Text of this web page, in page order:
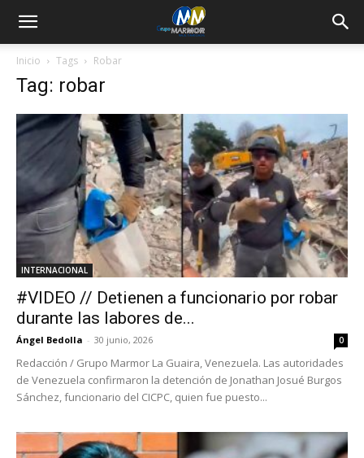
Inicio Tags Robar
Tag: robar
INTERNACIONAL
#VIDEO // Detienen a funcionario por robar
durante las labores de...
Ángel Bedolla - 30 junio, 2026 0
Redacción / Grupo Marmor La Guaira, Venezuela. Las autoridades
de Venezuela confirmaron la detención de Jonathan Josué Burgos
Sánchez, funcionario del CICPC, quien fue puesto...